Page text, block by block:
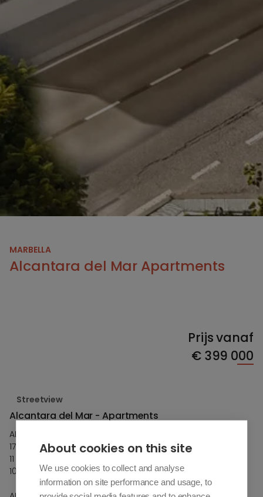
MARBELLA
Alcantara del Mar Apartments
Prijs vanaf
€399 000
Streetview
Alcantara del Mar - Apartments
ALCÁNTARA DEL MAR
17 Appartementen
11 Villa's
10 Townhouses
About cookies on this site
We use cookies to collect and analyse
information on site performance and usage, to